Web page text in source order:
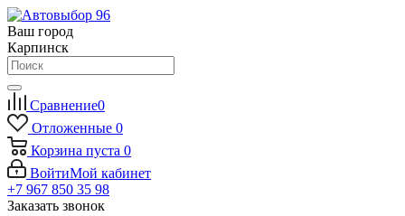
Ваш город
Карпинск
Сравнение0
Отложенные 0
Корзина пуста 0
ВойтиМой кабинет
+7 967 850 35 98
Заказать звонок